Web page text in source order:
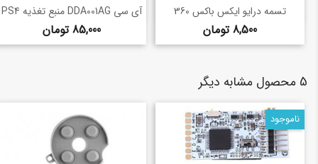
تسمه درایو ایکس باکس 360
قیمت8,500 تومان
shopping_basketخرید سریع آی سی DDA001AG منبع تغذیه PS4
قیمت85,000 تومان
shopping_basketخرید سریع
5 محصول مشابه دیگر
ناموجود